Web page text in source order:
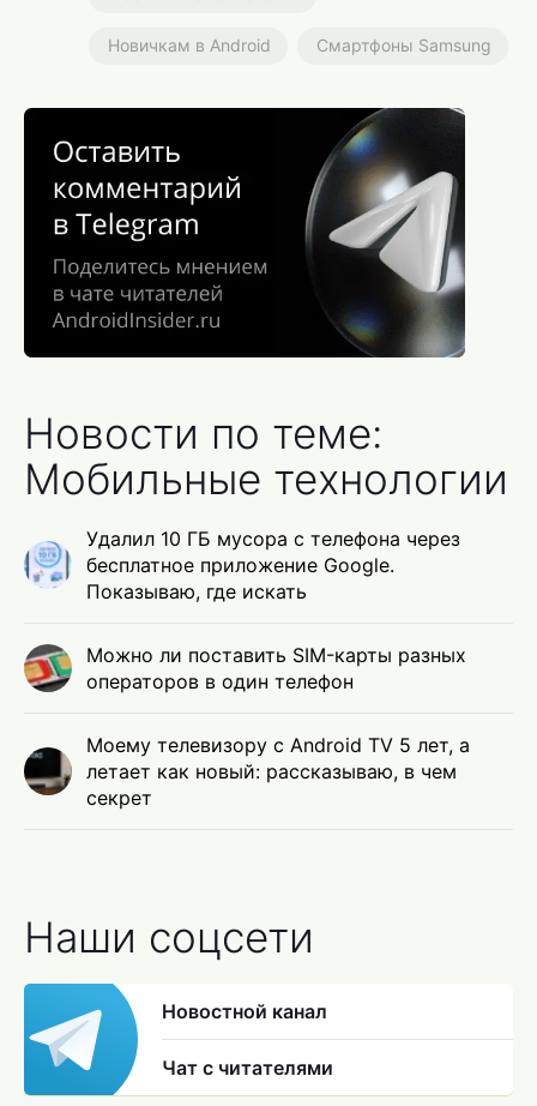
Новичкам в Android Смартфоны Samsung
Новости по теме:
Мобильные технологии
Удалил 10 ГБ мусора с телефона через
бесплатное приложение Google.
Показываю, где искать
Можно ли поставить SIM-карты разных
операторов в один телефон
Моему телевизору с Android TV 5 лет, а
летает как новый: рассказываю, в чем
секрет
Наши соцсети
Новостной канал
Чат с читателями